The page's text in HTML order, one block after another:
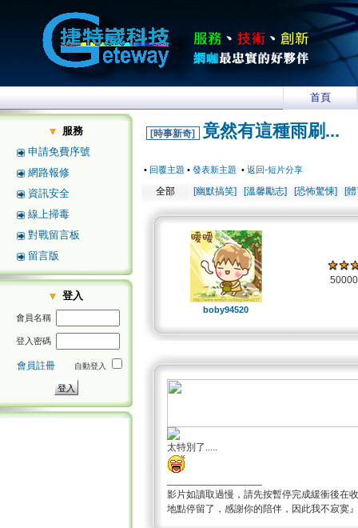
首頁
服務
申請免費序號
網路報修
資訊安全
線上掃毒
對戰留言板
留言版
登入
會員名稱
登入密碼
會員註冊 自動登入
[時事新奇] 竟然有這種雨刷...
• 回覆主題 • 發表新主題 • 返回-短片分享
全部 [幽默搞笑] [溫馨勵志] [恐怖驚悚] [
boby94520
太特別了.....
影片如讀取過慢，請先按暫停完成緩衝後在
地點停留了，感謝你的陪伴，因此我不寂寞』